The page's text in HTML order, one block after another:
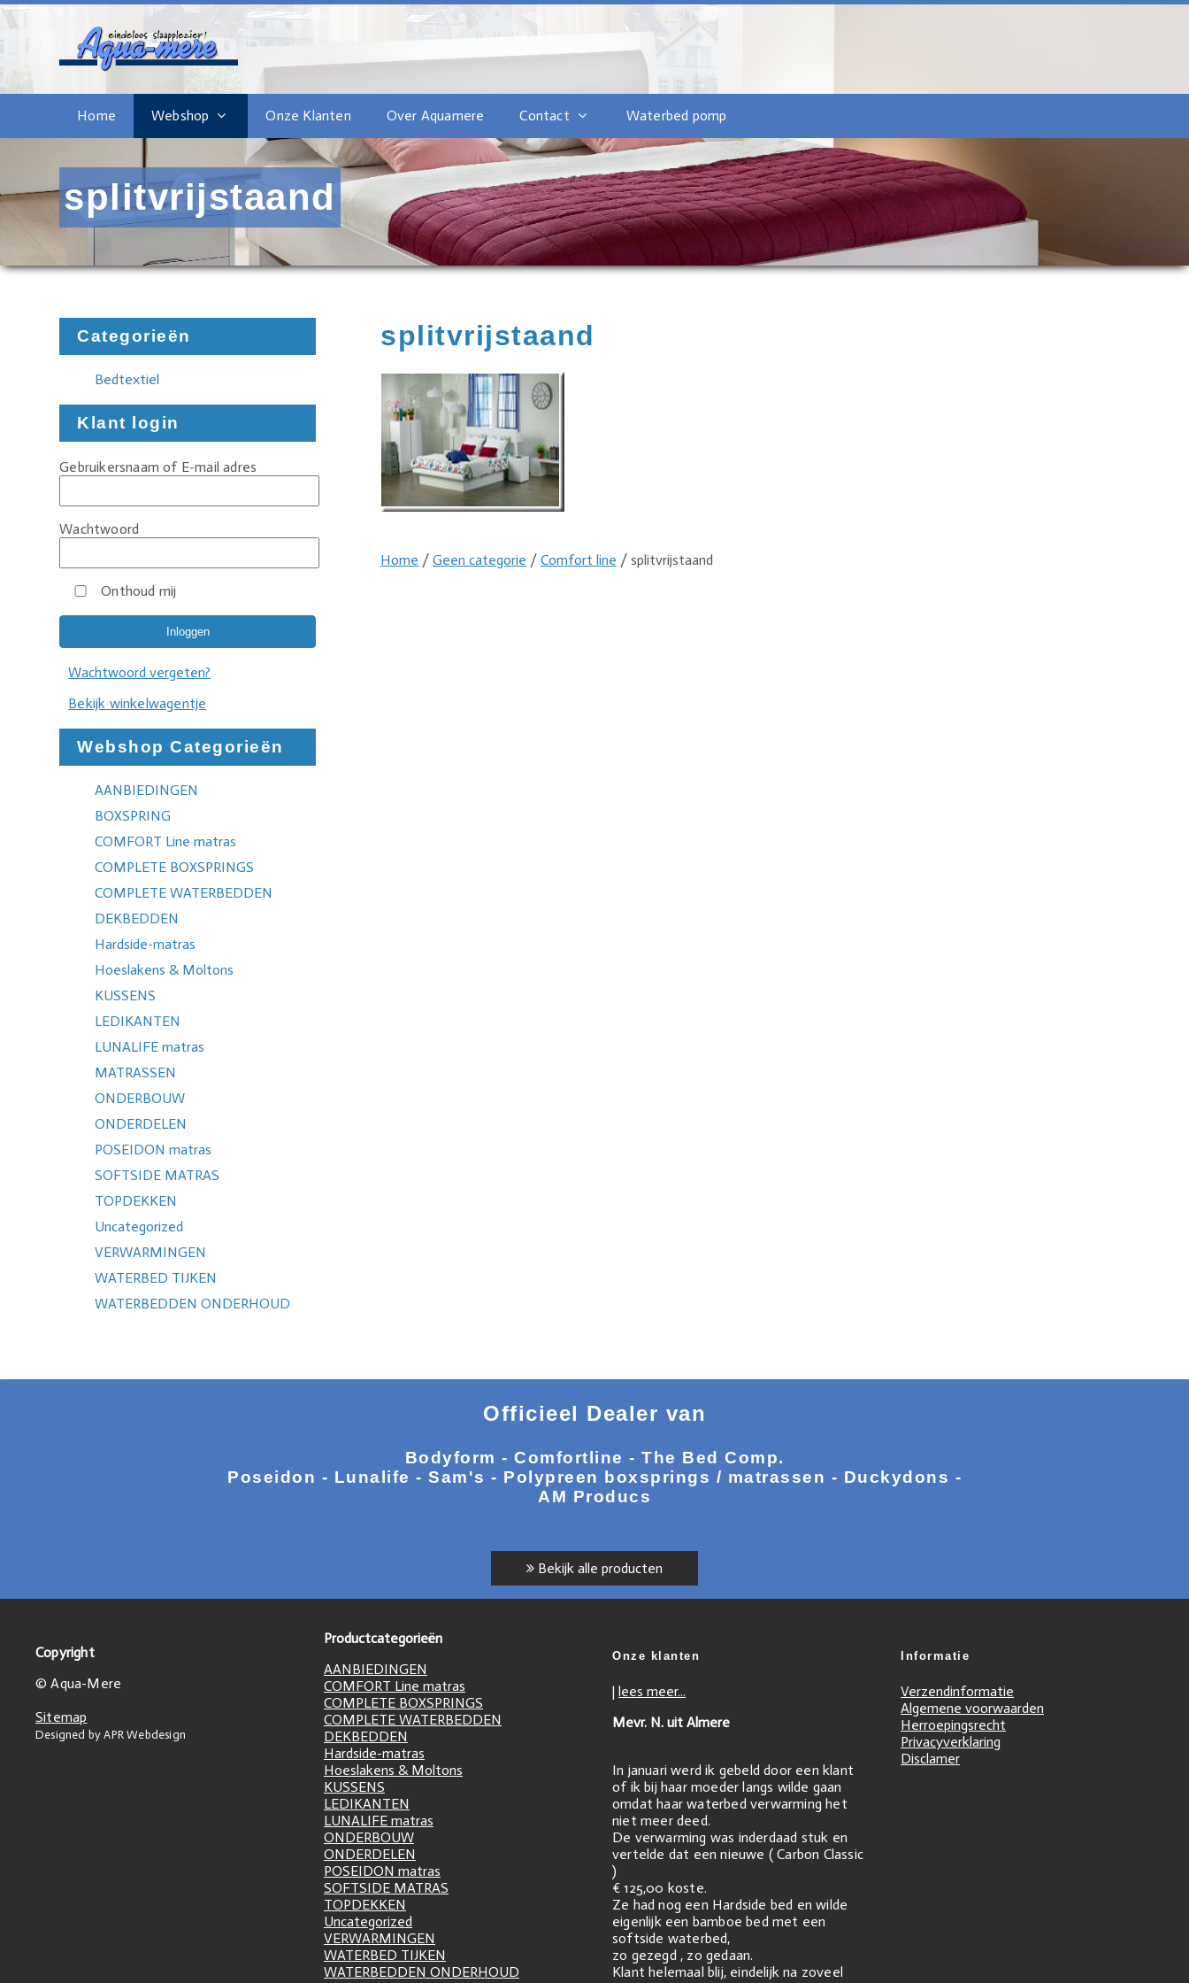
Home Webshop Onze Klanten Over Aquamere Contact Waterbed pomp
splitvrijstaand
Categorieën
Bedtextiel
Klant login
Gebruikersnaam of E-mail adres
Wachtwoord
Onthoud mij
Wachtwoord vergeten?
Bekijk winkelwagentje
Webshop Categorieën
AANBIEDINGEN
BOXSPRING
COMFORT Line matras
COMPLETE BOXSPRINGS
COMPLETE WATERBEDDEN
DEKBEDDEN
Hardside-matras
Hoeslakens & Moltons
KUSSENS
LEDIKANTEN
LUNALIFE matras
MATRASSEN
ONDERBOUW
ONDERDELEN
POSEIDON matras
SOFTSIDE MATRAS
TOPDEKKEN
Uncategorized
VERWARMINGEN
WATERBED TIJKEN
WATERBEDDEN ONDERHOUD
splitvrijstaand
Home /Geen categorie /Comfort line / splitvrijstaand
Officieel Dealer van
Bodyform - Comfortline - The Bed Comp.
Poseidon - Lunalife - Sam's - Polypreen boxsprings / matrassen - Duckydons -
AM Producs
Bekijk alle producten
Copyright
© Aqua-Mere
Sitemap
Designed by APR Webdesign
Productcategorieën
AANBIEDINGEN
COMFORT Line matras
COMPLETE BOXSPRINGS
COMPLETE WATERBEDDEN
DEKBEDDEN
Hardside-matras
Hoeslakens & Moltons
KUSSENS
LEDIKANTEN
LUNALIFE matras
ONDERBOUW
ONDERDELEN
POSEIDON matras
SOFTSIDE MATRAS
TOPDEKKEN
Uncategorized
VERWARMINGEN
WATERBED TIJKEN
WATERBEDDEN ONDERHOUD
Onze klanten
| lees meer...
Mevr. N. uit Almere
In januari werd ik gebeld door een klant
of ik bij haar moeder langs wilde gaan
omdat haar waterbed verwarming het
niet meer deed.
De verwarming was inderdaad stuk en
vertelde dat een nieuwe ( Carbon Classic
)
€ 125,00 koste.
Ze had nog een Hardside bed en wilde
eigenlijk een bamboe bed met een
softside waterbed,
zo gezegd , zo gedaan.
Klant helemaal blij, eindelijk na zoveel
Informatie
Verzendinformatie
Algemene voorwaarden
Herroepingsrecht
Privacyverklaring
Disclamer